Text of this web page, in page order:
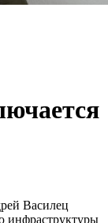
Василец
инфраструктуры